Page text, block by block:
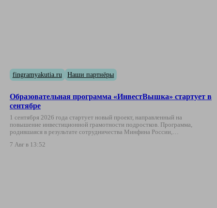
fingramyakutia.ru Наши партнёры
Образовательная программа «ИнвестВышка» стартует в
сентябре
1 сентября 2026 года стартует новый проект, направленный на
повышение инвестиционной грамотности подростков. Программа,
родившаяся в результате сотрудничества Минфина России,…
7 Авг в 13:52